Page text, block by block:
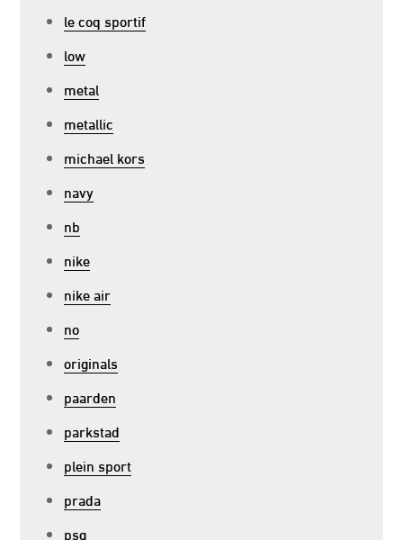
le coq sportif
low
metal
metallic
michael kors
navy
nb
nike
nike air
no
originals
paarden
parkstad
plein sport
prada
psg